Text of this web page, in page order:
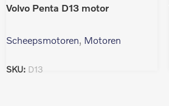
Volvo Penta D13 motor
Scheepsmotoren, Motoren
SKU: D13